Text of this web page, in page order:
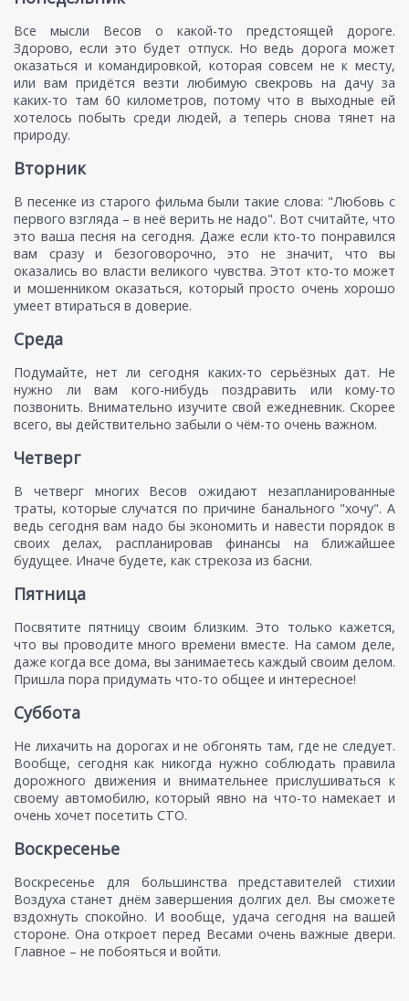
Все мысли Весов о какой-то предстоящей дороге.
Здорово, если это будет отпуск. Но ведь дорога может
оказаться и командировкой, которая совсем не к месту,
или вам придётся везти любимую свекровь на дачу за
каких-то там 60 километров, потому что в выходные ей
хотелось побыть среди людей, а теперь снова тянет на
природу.
Вторник
В песенке из старого фильма были такие слова: "Любовь с
первого взгляда – в неё верить не надо". Вот считайте, что
это ваша песня на сегодня. Даже если кто-то понравился
вам сразу и безоговорочно, это не значит, что вы
оказались во власти великого чувства. Этот кто-то может
и мошенником оказаться, который просто очень хорошо
умеет втираться в доверие.
Среда
Подумайте, нет ли сегодня каких-то серьёзных дат. Не
нужно ли вам кого-нибудь поздравить или кому-то
позвонить. Внимательно изучите свой ежедневник. Скорее
всего, вы действительно забыли о чём-то очень важном.
Четверг
В четверг многих Весов ожидают незапланированные
траты, которые случатся по причине банального "хочу". А
ведь сегодня вам надо бы экономить и навести порядок в
своих делах, распланировав финансы на ближайшее
будущее. Иначе будете, как стрекоза из басни.
Пятница
Посвятите пятницу своим близким. Это только кажется,
что вы проводите много времени вместе. На самом деле,
даже когда все дома, вы занимаетесь каждый своим делом.
Пришла пора придумать что-то общее и интересное!
Суббота
Не лихачить на дорогах и не обгонять там, где не следует.
Вообще, сегодня как никогда нужно соблюдать правила
дорожного движения и внимательнее прислушиваться к
своему автомобилю, который явно на что-то намекает и
очень хочет посетить СТО.
Воскресенье
Воскресенье для большинства представителей стихии
Воздуха станет днём завершения долгих дел. Вы сможете
вздохнуть спокойно. И вообще, удача сегодня на вашей
стороне. Она откроет перед Весами очень важные двери.
Главное – не побояться и войти.